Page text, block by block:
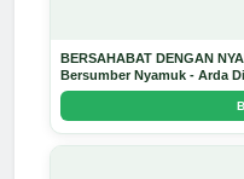
BERSAHABAT DENGAN
Bersumber Nyamuk - Arda